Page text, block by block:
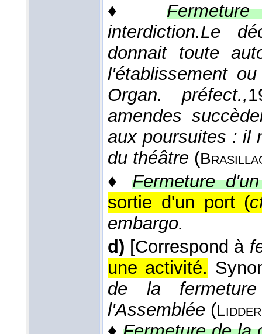
♦
interdiction.Le
donnait toute
l'établissement
Organ. préfect.,
amendes
aux poursuites : il
du théâtre (
♦ Fermeture
sortie d'un port (
embargo.
d) [Correspond à
une activité.
de la
l'Assemblée (